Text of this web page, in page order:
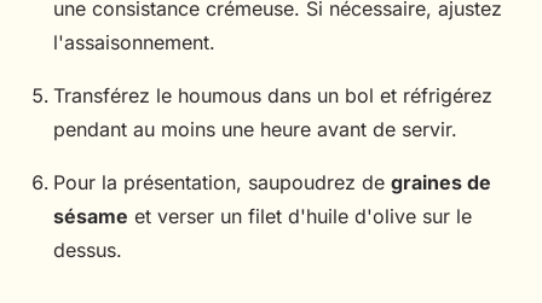
une consistance crémeuse. Si nécessaire, ajustez
l'assaisonnement.
Transférez le houmous dans un bol et réfrigérez
pendant au moins une heure avant de servir.
Pour la présentation, saupoudrez de graines de
sésame et verser un filet d'huile d'olive sur le
dessus.